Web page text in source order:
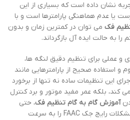
نشان داده است که بسیاری از این
یا عدم هماهنگی پارامترها است و با
فک می توان در کمترین زمان و بدون
را به حالت ایده آل بازگرداند.
و عملی برای تنظیم دقیق لنگه ها،
و استفاده صحیح از پارامترهایی مانند
این تنظیمات ساده نه تنها از برخورد
کند، بلکه عمر مفید موتور و برد کنترل
آموزش گام به گام تنظیم فک، حتی
کاربران تازه کار نیز می توانند مشکلات رایج جک FAAC را به سرعت